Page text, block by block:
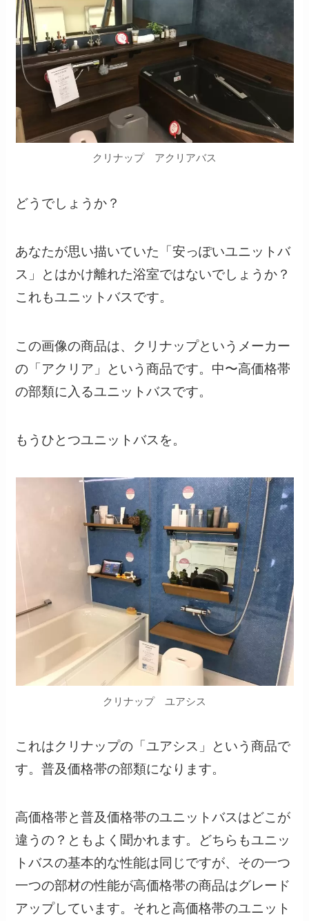
クリナップ アクリアバス
どうでしょうか？
あなたが思い描いていた「安っぽいユニットバ
ス」とはかけ離れた浴室ではないでしょうか？
これもユニットバスです。
この画像の商品は、クリナップというメーカー
の「アクリア」という商品です。中〜高価格帯
の部類に入るユニットバスです。
もうひとつユニットバスを。
クリナップ ユアシス
これはクリナップの「ユアシス」という商品で
す。普及価格帯の部類になります。
高価格帯と普及価格帯のユニットバスはどこが
違うの？ともよく聞かれます。どちらもユニッ
トバスの基本的な性能は同じですが、その一つ
一つの部材の性能が高価格帯の商品はグレード
アップしています。それと高価格帯のユニット